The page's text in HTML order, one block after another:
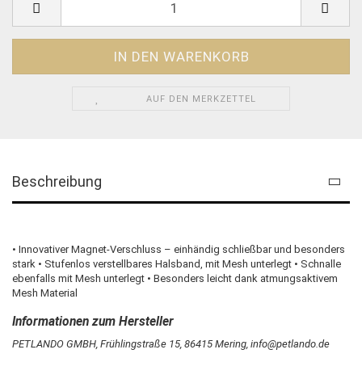
AUF DEN MERKZETTEL
Beschreibung
• Innovativer Magnet-Verschluss – einhändig schließbar und besonders
stark • Stufenlos verstellbares Halsband, mit Mesh unterlegt • Schnalle
ebenfalls mit Mesh unterlegt • Besonders leicht dank atmungsaktivem
Mesh Material
PETLANDO GMBH, Frühlingstraße 15, 86415 Mering, info@petlando.de